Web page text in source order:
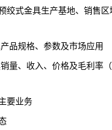
金具生产基地、销售区
规格、参数及市场应用
收入、价格及毛利率（
业务